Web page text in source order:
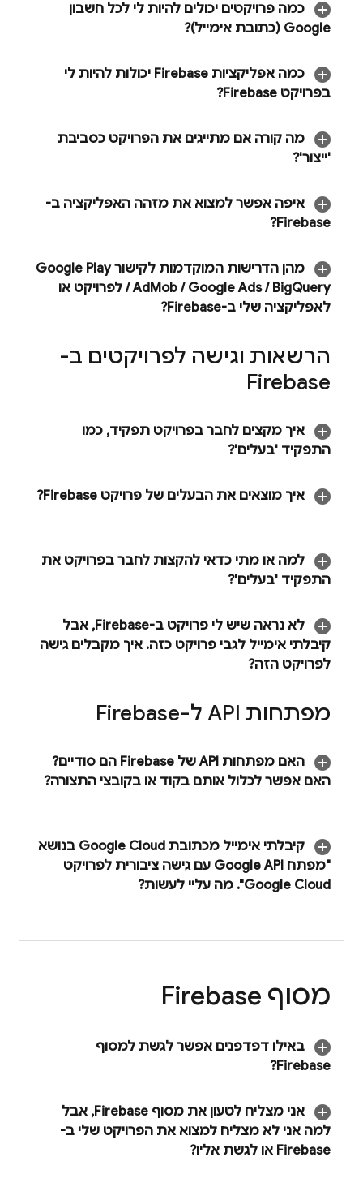
כמה פרויקטים יכולים להיות לי לכל חשבון
Google (כתובת אימייל)?
כמה אפליקציות Firebase יכולות להיות לי
בפרויקט Firebase?
מה קורה אם מתייגים את הפרויקט כסביבת
'ייצור'?
איפה אפשר למצוא את מזהה האפליקציה ב-
Firebase?
מהן הדרישות המוקדמות לקישורGoogle Play
/ AdMob / Google Ads / BigQuery
לפרויקט או
לאפליקציה שלי ב-Firebase?
הרשאות וגישה לפרויקטים ב-
Firebase
איך מקצים לחבר בפרויקט תפקיד, כמו
התפקיד 'בעלים'?
איך מוצאים את הבעלים של פרויקט Firebase?
למה או מתי כדאי להקצות לחבר בפרויקט את
התפקיד 'בעלים'?
לא נראה שיש לי פרויקט ב-Firebase , אבל
קיבלתי אימייל לגבי פרויקט כזה. איך מקבלים גישה
לפרויקט הזה?
מפתחות API ל-Firebase
האם מפתחות API של Firebase הם סודיים?
האם אפשר לכלול אותם בקוד או בקובצי התצורה?
קיבלתי אימייל מכתובת Google Cloud בנושא
"מפתח Google API עם גישה ציבורית לפרויקט
Google Cloud
"
. מה עליי לעשות?
מסוף Firebase
באילו דפדפנים אפשר לגשת למסוף
Firebase
?
אני מצליח לטעון את מסוף Firebase
, אבל
למה אני לא מצליח למצוא את הפרויקט שלי ב-
Firebase או לגשת אליו?